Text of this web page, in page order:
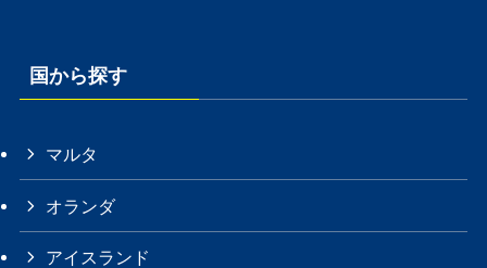
国から探す
マルタ
オランダ
アイスランド